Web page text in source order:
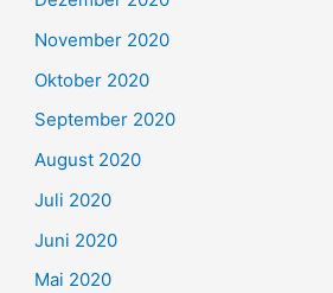
November 2020
Oktober 2020
September 2020
August 2020
Juli 2020
Juni 2020
Mai 2020